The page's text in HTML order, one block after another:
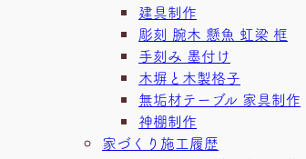
建具制作
彫刻 腕木 懸魚 虹梁 框
手刻み 墨付け
木塀と木製格子
無垢材テーブル 家具制作
神棚制作
家づくり施工履歴